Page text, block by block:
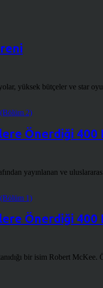
yüksek bütçeler ve star
Önerdiği 400
yayınlanan ve
Önerdiği 400
bir isim Robert